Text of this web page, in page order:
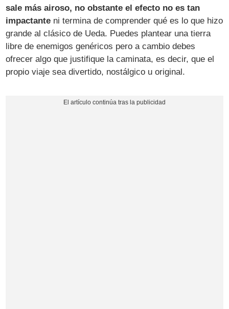
sale más airoso, no obstante el efecto no es tan
impactante ni termina de comprender qué es lo que hizo
grande al clásico de Ueda. Puedes plantear una tierra
libre de enemigos genéricos pero a cambio debes
ofrecer algo que justifique la caminata, es decir, que el
propio viaje sea divertido, nostálgico u original.